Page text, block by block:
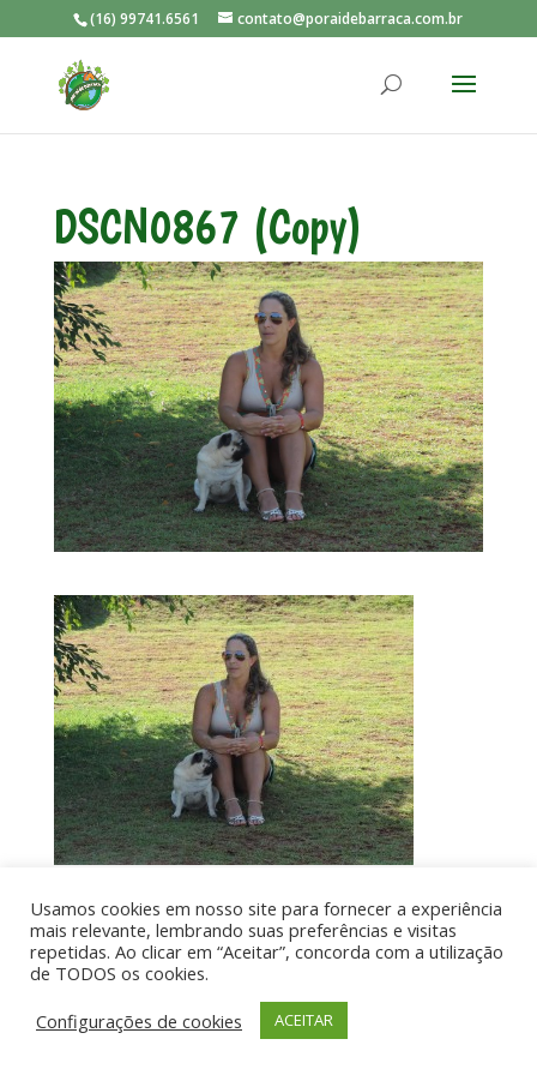
(16) 99741.6561 contato@poraidebarraca.com.br
DSCN0867 (Copy)
Por aí de Barraca - direitos reservados - Desenvolvido
Usamos cookies em nosso site para fornecer a experiência
mais relevante, lembrando suas preferências e visitas
repetidas. Ao clicar em “Aceitar”, concorda com a utilização
de TODOS os cookies.
Configurações de cookies
ACEITAR